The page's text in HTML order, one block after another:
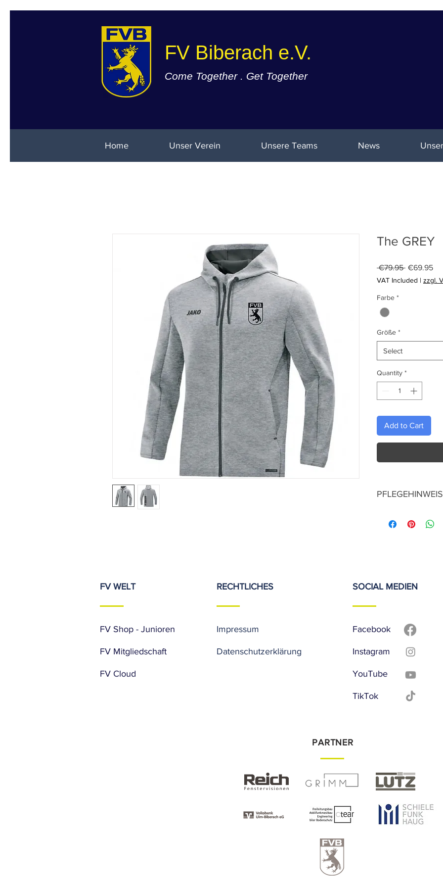
FV Biberach e.V.
Come Together . Get Together
Home Unser Verein Unsere Teams News
The GREY
€79.95 Regular
€69.95Sale
VAT Included | zzgl.
Farbe *
Größe *
Select
Quantity *
Add to Cart
PFLEGEHINWEIS
auf Links waschen
nicht chemisch
FV WELT
FV Shop - Junioren
FV Mitgliedschaft
FV Cloud
RECHTLICHES
Impressum
Datenschutzerklärung
SOCIAL MEDIEN
Facebook
Instagram
YouTube
TikTok
PARTNER